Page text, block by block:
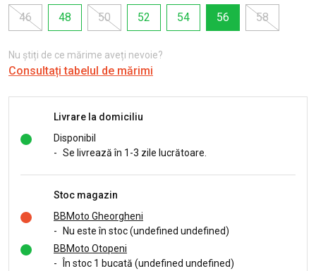
46
48 50 52 54 56 58
Nu știți de ce mărime aveți nevoie?
Consultați tabelul de mărimi
Livrare la domiciliu
Disponibil
- Se livrează în 1-3 zile lucrătoare.
Stoc magazin
BBMoto Gheorgheni
-
Nu este în stoc (undefined undefined)
BBMoto Otopeni
-
În stoc 1 bucată (undefined undefined)